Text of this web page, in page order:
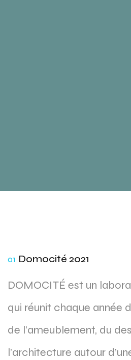
01 Domocité 2021
DOMOCITÉ est un
qui réunit chaque année
de l’ameublement, du
l’architecture autour